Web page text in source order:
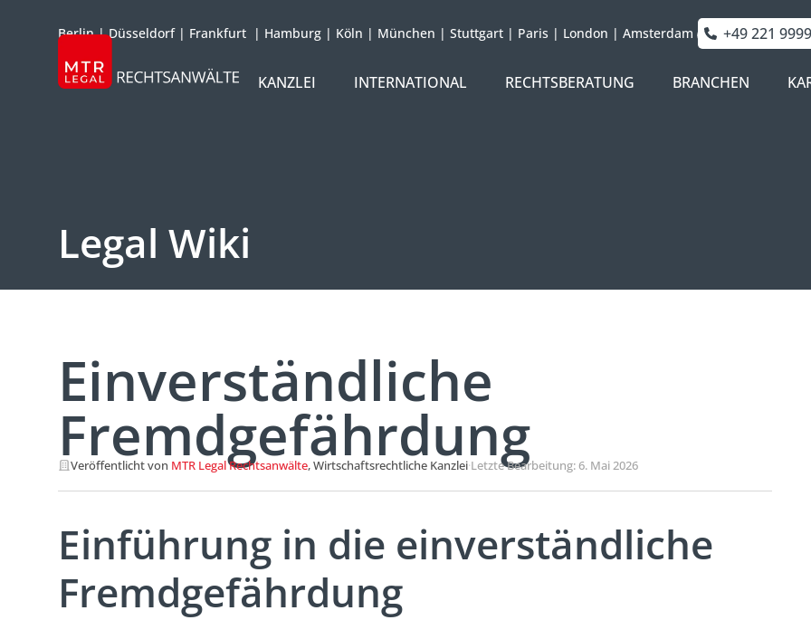
Berlin|Düsseldorf| Frankfurt | Hamburg | Köln | München | Stuttgart | Paris | London | Amsterdam +49 221
KANZLEI
INTERNATIONAL RECHTSBERATUNG BRANCHEN
Legal Wiki
Einverständliche
Fremdgefährdung
Veröffentlicht von MTR Legal Rechtsanwälte, Wirtschaftsrechtliche Kanzlei·Letzte Bearbeitung: 6. Mai 2026
Einführung in die einverständliche
Fremdgefährdung